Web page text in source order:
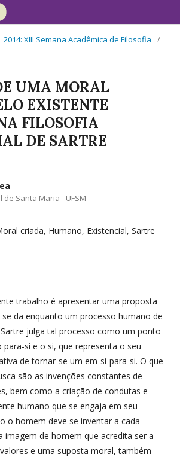
2014: XIII Semana Acadêmica de Filosofia
/
UMA MORAL
EXISTENTE
FILOSOFIA
DE SARTRE
Santa Maria - UFSM
criada, Humano, Existencial, Sartre
trabalho é apresentar uma proposta
da enquanto um processo humano de
julga tal processo como um ponto
si e o si, que representa o seu
de tornar-se um em-si-para-si. O que
são as invenções constantes de
bem como a criação de condutas e
humano que se engaja em seu
o homem deve se inventar a cada
imagem de homem que acredita ser a
e uma suposta moral, também